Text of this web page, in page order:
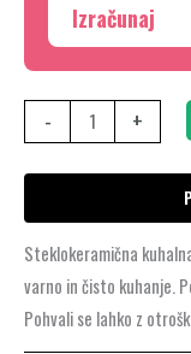
Izračunaj
- +
Steklokeramična
varno in čisto kuhanje.
Pohvali se lahko z